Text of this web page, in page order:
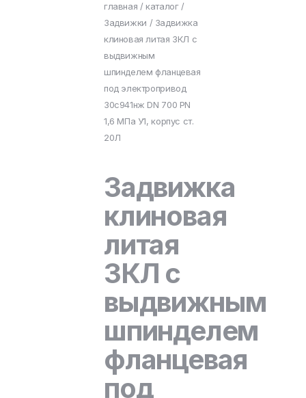
главная / каталог/
Задвижки / Задвижка
клиновая литая ЗКЛ с
выдвижным
шпинделем фланцевая
под электропривод
30с941нж DN 700 PN
1,6 МПа У1, корпус ст.
20Л
Задвижка
клиновая
литая
ЗКЛ с
выдвижным
шпинделем
фланцевая
под